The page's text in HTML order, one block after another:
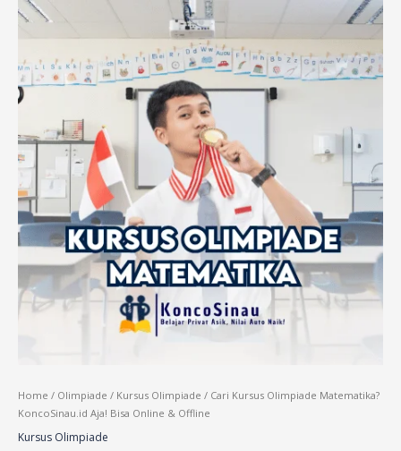
Home / Olimpiade / Kursus Olimpiade / Cari Kursus Olimpiade Matematika?
KoncoSinau.id Aja! Bisa Online & Offline
Kursus Olimpiade